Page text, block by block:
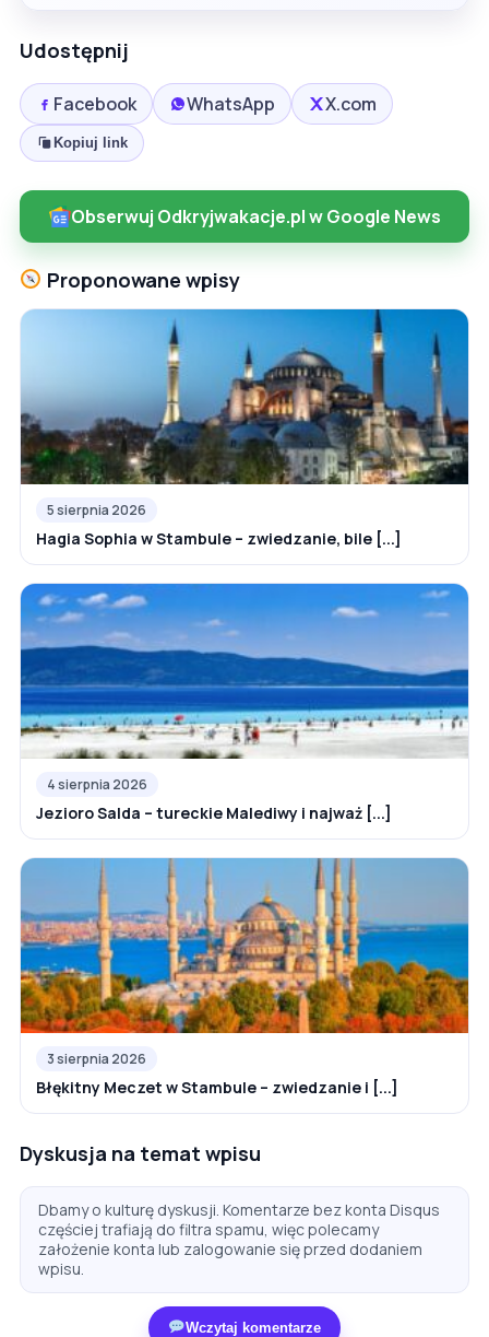
Udostępnij
Facebook WhatsApp X.com
Kopiuj link
Obserwuj Odkryjwakacje.pl w Google News
Proponowane wpisy
5 sierpnia 2026
Hagia Sophia w Stambule – zwiedzanie, bile [...]
4 sierpnia 2026
Jezioro Salda – tureckie Malediwy i najważ [...]
3 sierpnia 2026
Błękitny Meczet w Stambule – zwiedzanie i [...]
Dyskusja na temat wpisu
Dbamy o kulturę dyskusji. Komentarze bez konta Disqus
częściej trafiają do filtra spamu, więc polecamy
założenie konta lub zalogowanie się przed dodaniem
wpisu.
Wczytaj komentarze